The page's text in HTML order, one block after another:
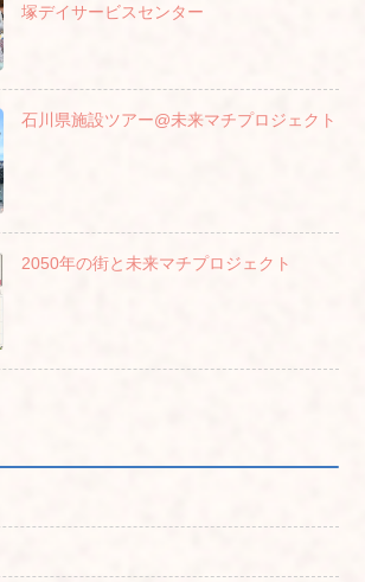
塚デイサービスセンター
石川県施設ツアー@未来マチプロジェクト
2050年の街と未来マチプロジェクト